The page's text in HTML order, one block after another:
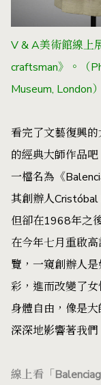
V & A美術館線上
craftsman》。（
Museum, London）
看完了文藝復興
的經典大師作品
一檔名為《
其創辦人Cristóbal
但卻在1968年之
在今年七月重啟
覽，一窺創辦人
彩，進而改變了
身體自由，像是
深深地影響著我們
線上看「